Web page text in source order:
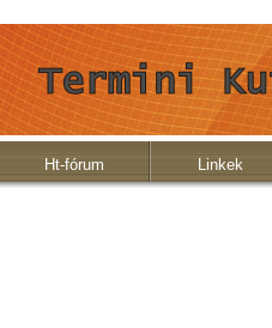
Ht-fórum Linkek